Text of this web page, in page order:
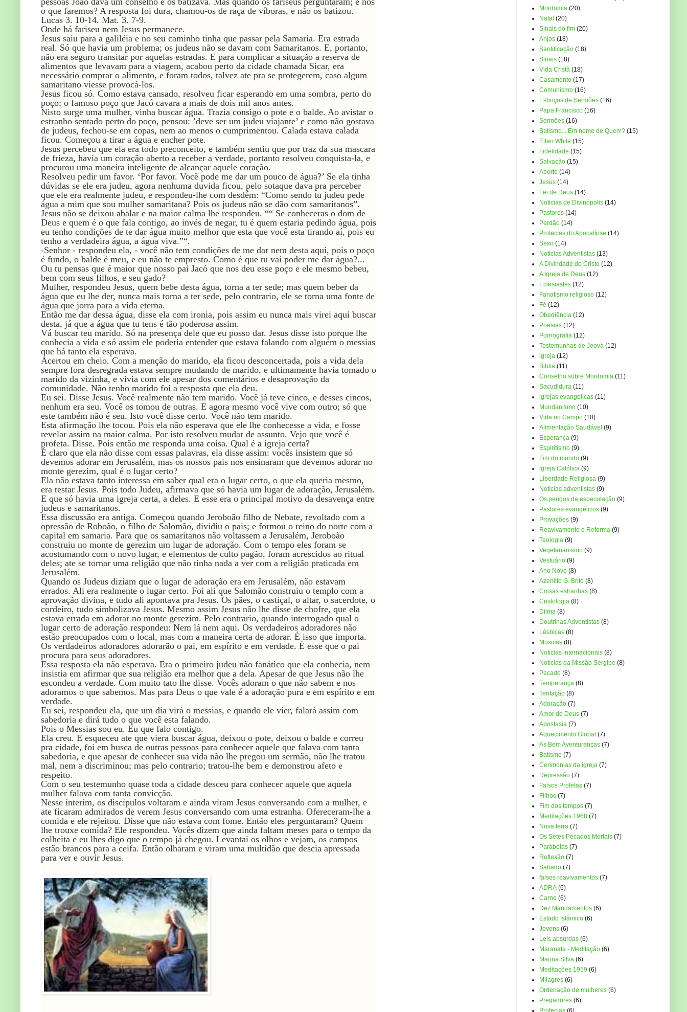
o que faremos? A resposta foi dura, chamou-os de raça de víboras, e não os batizou.
Lucas 3. 10-14. Mat. 3. 7-9.
Onde há fariseu nem Jesus permanece.
Jesus saiu para a galiléia e no seu caminho tinha que passar pela Samaria. Era estrada
real. Só que havia um problema; os judeus não se davam com Samaritanos. E, portanto,
não era seguro transitar por aquelas estradas. E para complicar a situação a reserva de
alimentos que levavam para a viagem, acabou perto da cidade chamada Sicar, era
necessário comprar o alimento, e foram todos, talvez ate pra se protegerem, caso algum
samaritano viesse provocá-los.
Jesus ficou só. Como estava cansado, resolveu ficar esperando em uma sombra, perto do
poço; o famoso poço que Jacó cavara a mais de dois mil anos antes.
Nisto surge uma mulher, vinha buscar água. Trazia consigo o pote e o balde. Ao avistar o
estranho sentado perto do poço, pensou: ’deve ser um judeu viajante’ e como não gostava
de judeus, fechou-se em copas, nem ao menos o cumprimentou. Calada estava calada
ficou. Começou a tirar a água e encher pote.
Jesus percebeu que ela era todo preconceito, e também sentiu que por traz da sua mascara
de frieza, havia um coração aberto a receber a verdade, portanto resolveu conquista-la, e
procurou uma maneira inteligente de alcançar aquele coração.
Resolveu pedir um favor. ‘Por favor. Você pode me dar um pouco de água?’ Se ela tinha
dúvidas se ele era judeu, agora nenhuma duvida ficou, pelo sotaque dava pra perceber
que ele era realmente judeu, e respondeu-lhe com desdém: “Como sendo tu judeu pede
água a mim que sou mulher samaritana? Pois os judeus não se dão com samaritanos”.
Jesus não se deixou abalar e na maior calma lhe respondeu. ““ Se conheceras o dom de
Deus e quem é o que fala contigo, ao invés de negar, tu é quem estaria pedindo água, pois
eu tenho condições de te dar água muito melhor que esta que você esta tirando aí, pois eu
tenho a verdadeira água, a água viva.”“.
-Senhor - respondeu ela, - você não tem condições de me dar nem desta aqui, pois o poço
é fundo, o balde é meu, e eu não te empresto. Como é que tu vai poder me dar água?...
Ou tu pensas que é maior que nosso pai Jacó que nos deu esse poço e ele mesmo bebeu,
bem com seus filhos, e seu gado?
Mulher, respondeu Jesus, quem bebe desta água, torna a ter sede; mas quem beber da
água que eu lhe der, nunca mais torna a ter sede, pelo contrario, ele se torna uma fonte de
água que jorra para a vida eterna.
Então me dar dessa água, disse ela com ironia, pois assim eu nunca mais virei aqui buscar
desta, já que a água que tu tens é tão poderosa assim.
Vá buscar teu marido. Só na presença dele que eu posso dar. Jesus disse isto porque lhe
conhecia a vida e só assim ele poderia entender que estava falando com alguém o messias
que há tanto ela esperava.
Acertou em cheio. Com a menção do marido, ela ficou desconcertada, pois a vida dela
sempre fora desregrada estava sempre mudando de marido, e ultimamente havia tomado o
marido da vizinha, e vivia com ele apesar dos comentários e desaprovação da
comunidade. Não tenho marido foi a resposta que ela deu.
Eu sei. Disse Jesus. Você realmente não tem marido. Você já teve cinco, e desses cincos,
nenhum era seu. Você os tomou de outras. E agora mesmo você vive com outro; só que
este também não é seu. Isto você disse certo. Você não tem marido.
Esta afirmação lhe tocou. Pois ela não esperava que ele lhe conhecesse a vida, e fosse
revelar assim na maior calma. Por isto resolveu mudar de assunto. Vejo que você é
profeta. Disse. Pois então me responda uma coisa. Qual é a igreja certa?
É claro que ela não disse com essas palavras, ela disse assim: vocês insistem que só
devemos adorar em Jerusalém, mas os nossos pais nos ensinaram que devemos adorar no
monte gerezim, qual é o lugar certo?
Ela não estava tanto interessa em saber qual era o lugar certo, o que ela queria mesmo,
era testar Jesus. Pois todo Judeu, afirmava que só havia um lugar de adoração, Jerusalém.
E que só havia uma igreja certa, a deles. E esse era o principal motivo da desavença entre
judeus e samaritanos.
Essa discussão era antiga. Começou quando Jeroboão filho de Nebate, revoltado com a
opressão de Roboão, o filho de Salomão, dividiu o pais; e formou o reino do norte com a
capital em samaria. Para que os samaritanos não voltassem a Jerusalém, Jeroboão
construiu no monte de gerezim um lugar de adoração. Com o tempo eles foram se
acostumando com o novo lugar, e elementos de culto pagão, foram acrescidos ao ritual
deles; ate se tornar uma religião que não tinha nada a ver com a religião praticada em
Jerusalém.
Quando os Judeus diziam que o lugar de adoração era em Jerusalém, não estavam
errados. Ali era realmente o lugar certo. Foi ali que Salomão construiu o templo com a
aprovação divina, e tudo ali apontava pra Jesus. Os pães, o castiçal, o altar, o sacerdote, o
cordeiro, tudo simbolizava Jesus. Mesmo assim Jesus não lhe disse de chofre, que ela
estava errada em adorar no monte gerezim. Pelo contrario, quando interrogado qual o
lugar certo de adoração respondeu: Nem lá nem aqui. Os verdadeiros adoradores não
estão preocupados com o local, mas com a maneira certa de adorar. É isso que importa.
Os verdadeiros adoradores adorarão o pai, em espírito e em verdade. É esse que o pai
procura para seus adoradores.
Essa resposta ela não esperava. Era o primeiro judeu não fanático que ela conhecia, nem
insistia em afirmar que sua religião era melhor que a dela. Apesar de que Jesus não lhe
escondeu a verdade. Com muito tato lhe disse. Vocês adoram o que não sabem e nos
adoramos o que sabemos. Mas para Deus o que vale é a adoração pura e em espírito e em
verdade.
Eu sei, respondeu ela, que um dia virá o messias, e quando ele vier, falará assim com
sabedoria e dirá tudo o que você esta falando.
Pois o Messias sou eu. Eu que falo contigo.
Ela creu. E esqueceu ate que viera buscar água, deixou o pote, deixou o balde e correu
pra cidade, foi em busca de outras pessoas para conhecer aquele que falava com tanta
sabedoria, e que apesar de conhecer sua vida não lhe pregou um sermão, não lhe tratou
mal, nem a discriminou; mas pelo contrario; tratou-lhe bem e demonstrou afeto e
respeito.
Com o seu testemunho quase toda a cidade desceu para conhecer aquele que aquela
mulher falava com tanta convicção.
Nesse ínterim, os discípulos voltaram e ainda viram Jesus conversando com a mulher, e
ate ficaram admirados de verem Jesus conversando com uma estranha. Ofereceram-lhe a
comida e ele rejeitou. Disse que não estava com fome. Então eles perguntaram? Quem
lhe trouxe comida? Ele respondeu. Vocês dizem que ainda faltam meses para o tempo da
colheita e eu lhes digo que o tempo já chegou. Levantai os olhos e vejam, os campos
estão brancos para a ceifa. Então olharam e viram uma multidão que descia apressada
para ver e ouvir Jesus.
Mordomia (20)
Natal (20)
Sinais do fim (20)
Anjos (18)
Santificação (18)
Sinais (18)
Vida Cristã (18)
Casamento (17)
Comunismo (16)
Esboços de Sermões (16)
Papa Francisco (16)
Sermôes (16)
Batismo... Em nome de Quem? (15)
Ellen White (15)
Fidelidade (15)
Salvação (15)
Aborto (14)
Jesus (14)
Lei de Deus (14)
Noticias de Divinópolis (14)
Pastores (14)
Perdão (14)
Profecias do Apocalípse (14)
Sexo (14)
Noticias Adventistas (13)
A Divindade de Cristo (12)
A Igreja de Deus (12)
Eclesiastes (12)
Fanatismo religioso (12)
Fé (12)
Obediência (12)
Poesias (12)
Pornografia (12)
Testemunhas de Jeová (12)
igreja (12)
Biblia (11)
Conselho sobre Mordomia (11)
Sacudidura (11)
igrejas evangélicas (11)
Mundanismo (10)
Vida no Campo (10)
Alimentação Saudável (9)
Esperança (9)
Espiritismo (9)
Fim do mundo (9)
Igreja Católica (9)
Liberdade Religiosa (9)
Notícias adventistas (9)
Os perigos da especulação (9)
Pastores evangélicos (9)
Provações (9)
Reavivamento e Reforma (9)
Teologia (9)
Vegetarianismo (9)
Vestuário (9)
Ano Novo (8)
Azenilto G. Brito (8)
Coisas estranhas (8)
Cristologia (8)
Dilma (8)
Doutrinas Adventistas (8)
Lésbicas (8)
Musicas (8)
Noticias internacionais (8)
Notícias da Missão Sergipe (8)
Pecado (8)
Temperança (8)
Tentação (8)
Adoração (7)
Amor de Deus (7)
Apostasia (7)
Aquecimento Global (7)
As Bem Aventuranças (7)
Batismo (7)
Cerimonias da igreja (7)
Depressão (7)
Falsos Profetas (7)
Filhos (7)
Fim dos tempos (7)
Meditações 1968 (7)
Nova terra (7)
Os Setes Pecados Mortais (7)
Parábolas (7)
Reflexão (7)
Sabado (7)
falsos reavivamentos (7)
ADRA (6)
Carne (6)
Dez Mandamentos (6)
Estado Islâmico (6)
Jovens (6)
Leis absurdas (6)
Maranata - Meditação (6)
Marina Silva (6)
Meditações 1959 (6)
Milagres (6)
Ordenação de mulheres (6)
Pregadores (6)